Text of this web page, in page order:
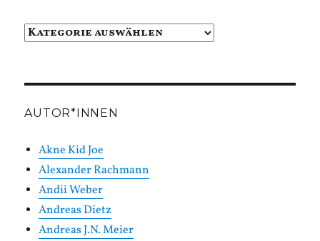
Beiträge
AUTOR*INNEN
Akne Kid Joe
Alexander Rachmann
Andii Weber
Andreas Dietz
Andreas J.N. Meier